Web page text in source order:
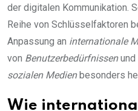
der digitalen Kommunikation.
Reihe von Schlüsselfaktoren
Anpassung an internationale
von Benutzerbedürfnissenund
sozialen Medienbesonders
Wie